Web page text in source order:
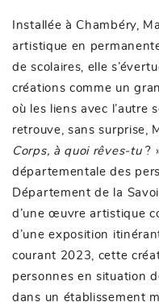
Installée à Chambéry,
artistique en
de scolaires, elle
créations comme un
où les liens avec l’autre
retrouve, sans surprise,
Corps, à quoi rêves-tu?
départementale des
Département de la
d’une œuvre artistique
d’une exposition
courant 2023, cette
personnes en situation
dans un établissement